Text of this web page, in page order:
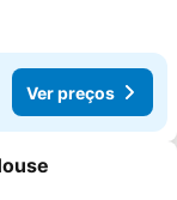
Ver preços
favoritos